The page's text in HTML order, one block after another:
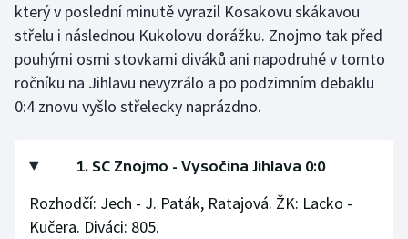
Lyže a snowboard
Moderní pětiboj
Motorsport
Parasport
který v poslední minutě vyrazil Kosakovu skákavou
střelu i následnou Kukolovu dorážku. Znojmo tak před
pouhými osmi stovkami diváků ani napodruhé v tomto
ročníku na Jihlavu nevyzrálo a po podzimním debaklu
0:4 znovu vyšlo střelecky naprázdno.
1. SC Znojmo - Vysočina Jihlava 0:0
Rozhodčí: Jech - J. Paták, Ratajová. ŽK: Lacko -
Kučera. Diváci: 805.